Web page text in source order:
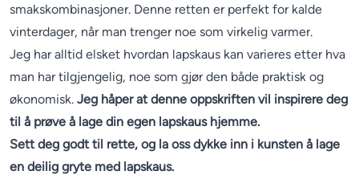
smakskombinasjoner. Denne retten er perfekt for kalde
vinterdager, når man trenger noe som virkelig varmer.
Jeg har alltid elsket hvordan lapskaus kan varieres etter hva
man har tilgjengelig, noe som gjør den både praktisk og
økonomisk. Jeg håper at denne oppskriften vil inspirere deg
til å prøve å lage din egen lapskaus hjemme.
Sett deg godt til rette, og la oss dykke inn i kunsten å lage
en deilig gryte med lapskaus.